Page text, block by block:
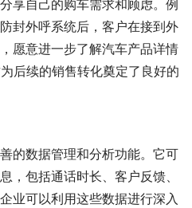
享自己的购车需求和顾虑。例
封外呼系统后，客户在接到外
愿意进一步了解汽车产品详情
后续的销售转化奠定了良好的
的数据管理和分析功能。它可
，包括通话时长、客户反馈、
业可以利用这些数据进行深入